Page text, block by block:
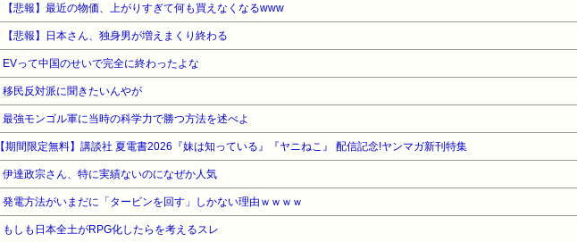
【悲報】最近の物価、上がりすぎて何も買えなくなるwww
【悲報】日本さん、独身男が増えまくり終わる
EVって中国のせいで完全に終わったよな
移民反対派に聞きたいんやが
最強モンゴル軍に当時の科学力で勝つ方法を述べよ
【期間限定無料】講談社 夏電書2026『妹は知っている』『ヤニねこ』 配信記念!ヤンマガ新刊特集
伊達政宗さん、特に実績ないのになぜか人気
発電方法がいまだに「タービンを回す」しかない理由ｗｗｗｗ
もしも日本全土がRPG化したらを考えるスレ